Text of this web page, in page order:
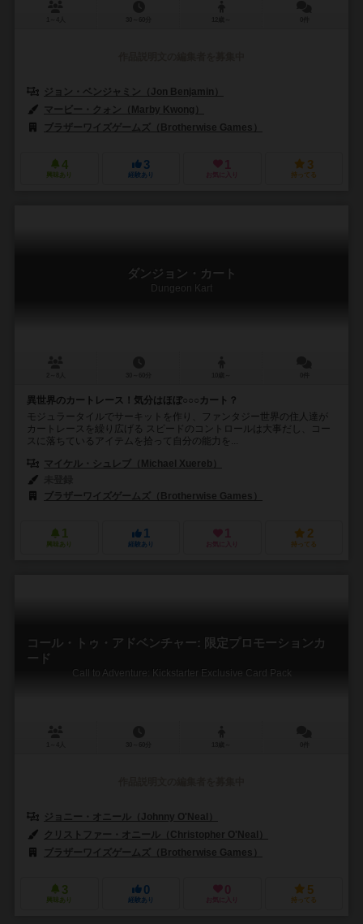
ジョン・ベンジャミン（Jon Benjamin）
マービー・クォン（Marby Kwong）
ブラザーワイズゲームズ（Brotherwise Games）
4
興味あり
3
経験あり
1
お気に入り
3
持ってる
ダンジョン・カート
Dungeon Kart
異世界のカートレース！気分はほぼ○○○カート？
モジュラータイルでサーキットを作り、ファンタジー世界の住人達が
カートレースを繰り広げる スピードのコントロールは大事だし、コー
スに落ちているアイテムを拾って自分の能力を...
マイケル・シュレブ（Michael Xuereb）
ブラザーワイズゲームズ（Brotherwise Games）
1
興味あり
1
経験あり
1
お気に入り
2
持ってる
コール・トゥ・アドベンチャー: 限定プロモーションカ
ード
Call to Adventure: Kickstarter Exclusive Card Pack
ジョニー・オニール（Johnny O'Neal）
クリストファー・オニール（Christopher O'Neal）
ブラザーワイズゲームズ（Brotherwise Games）
3
興味あり
0
経験あり
0
お気に入り
5
持ってる